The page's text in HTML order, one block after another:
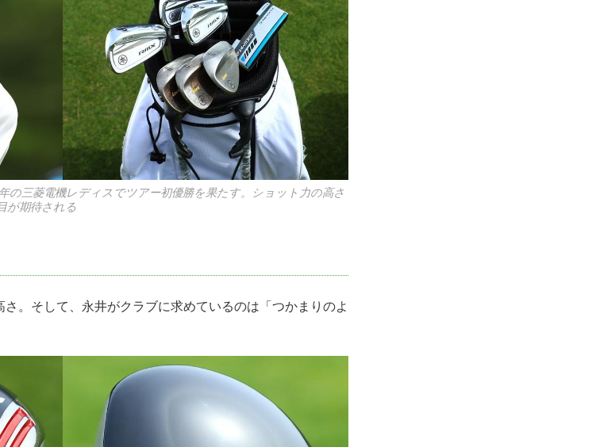
の三菱電機レディスでツアー初優勝を果たす。ショット力の高さ
が期待される
。そして、永井がクラブに求めているのは「つかまりのよ